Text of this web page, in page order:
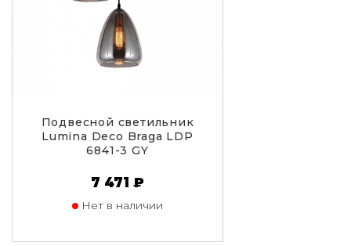
Подвесной светильник
Lumina Deco Braga LDP
6841-3 GY
7 471 ₽
Нет в наличии